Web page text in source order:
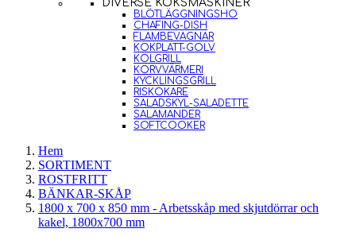
DIVERSE KÖKSMASKINER
BLÖTLÄGGNINGSHO
CHAFING-DISH
FLAMBEVAGNAR
KOKPLATT-GOLV
KOLGRILL
KORVVÄRMERI
KYCKLINGSGRILL
RISKOKARE
SALADSKYL-SALADETTE
SALAMANDER
SOFTCOOKER
Hem
SORTIMENT
ROSTFRITT
BÄNKAR-SKÅP
1800 x 700 x 850 mm - Arbetsskåp med skjutdörrar och
kakel, 1800x700 mm